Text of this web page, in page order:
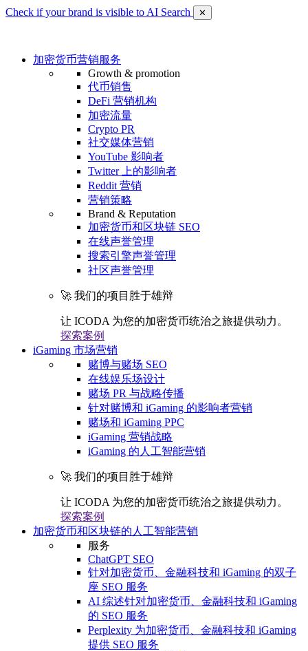
Check if your brand is visible to AI Search ✕
加密货币营销服务
Growth & promotion
代币销售
DeFi 营销机构
加密流量
Crypto PR
社交媒体营销
YouTube 影响者
Twitter 上的影响者
Reddit 营销
营销策略
Brand & Reputation
加密货币和区块链 SEO
在线声誉管理
搜索引擎声誉管理
社区声誉管理
🚀 我们的项目胜于雄辩
让 ICODA 为您的加密货币统治之旅提供动力。
探索案例
iGaming 市场营销
赌博与赌场 SEO
在线娱乐场设计
赌场 PR 与战略传播
针对赌博和 iGaming 的影响者营销
赌场和 iGaming PPC
iGaming 营销战略
iGaming 的人工智能营销
🚀 我们的项目胜于雄辩
让 ICODA 为您的加密货币统治之旅提供动力。
探索案例
加密货币和区块链的人工智能营销
服务
ChatGPT SEO
针对加密货币、金融科技和 iGaming 的双子
座 SEO 服务
AI 综述针对加密货币、金融科技和 iGaming
的 SEO 服务
Perplexity 为加密货币、金融科技和 iGaming
提供 SEO 服务